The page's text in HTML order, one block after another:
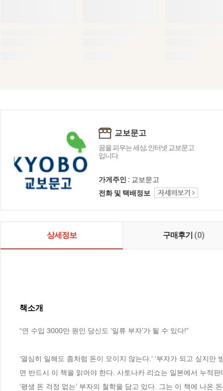
교보문고
꿈을 피우는 세상, 인터넷 교보문고
입니다.
가게주인 : 교보문고
전화 및 택배정보
상세정보 구매후기 (0)
책소개
“연 수입 3000만 원인 당신도 ‘일류 부자’가 될 수 있다!”
‘열심히 일해도 좀처럼 돈이 모이지 않는다.’ ‘부자가 되고 싶지
면 반드시 이 책을 읽어야 한다. 사토나카 리쇼는 일본에서 누적
‘평생 돈 걱정 없는’ 부자의 철학을 담고 있다. 그는 이 책에 나온